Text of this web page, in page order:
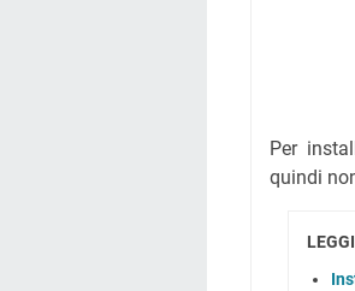
Per
quindi